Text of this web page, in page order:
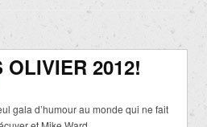
2012!
gala d’humour au monde qui ne fait